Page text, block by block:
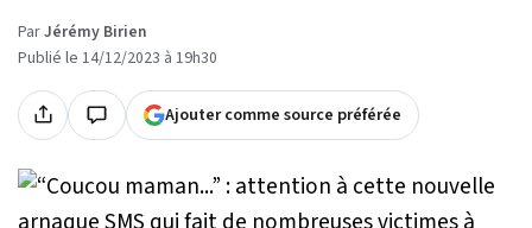
ParJérémy Birien
Publié le 14/12/2023 à 19h30
Ajouter comme source préférée